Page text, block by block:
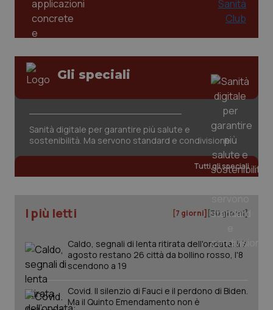
Gli speciali
Sanità digitale per garantire più salute e
sostenibilità. Ma servono standard e condivisione
Tutti gli speciali
I più letti [7 giorni] [30 giorni]
Caldo, segnali di lenta ritirata dell'ondata: il 7
agosto restano 26 città da bollino rosso, l'8
scendono a 19
Covid. Il silenzio di Fauci e il perdono di Biden.
Ma il Quinto Emendamento non è
.quotidianosanita.it
mese